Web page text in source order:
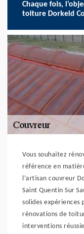
Chaque fois,
toiture Dorkeld
Vous souhaitez
référence en
l’artisan couvreur
Saint Quentin Sur
solides expériences
rénovations de
interventions